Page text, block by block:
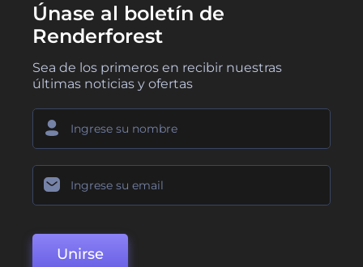
Únase al boletín de
Renderforest
Sea de los primeros en recibir nuestras
últimas noticias y ofertas
Unirse